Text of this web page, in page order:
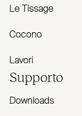
Le Tissage
Cocono
Lavori
Supporto
Downloads